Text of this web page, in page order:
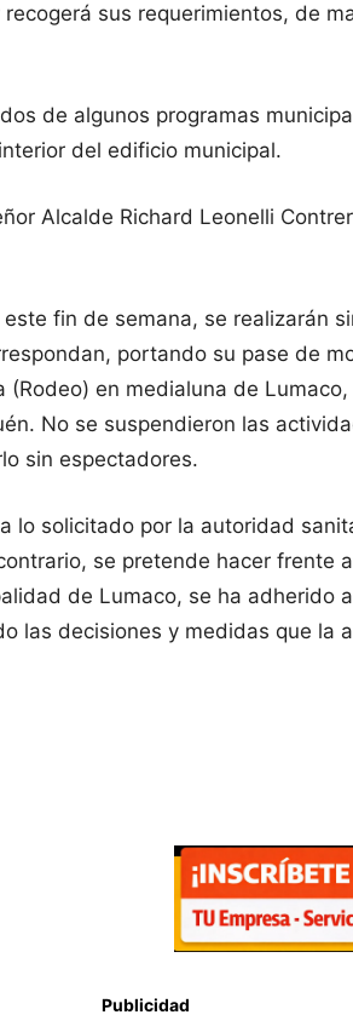
sus requerimientos, de
de algunos programas
del edificio municipal.
Alcalde Richard Leonelli
fin de semana, se realizarán
portando su pase de
en medialuna de
No se suspendieron las
sin espectadores.
solicitado por la autoridad
se pretende hacer frente
de Lumaco, se ha
las decisiones y medidas que
Publicidad